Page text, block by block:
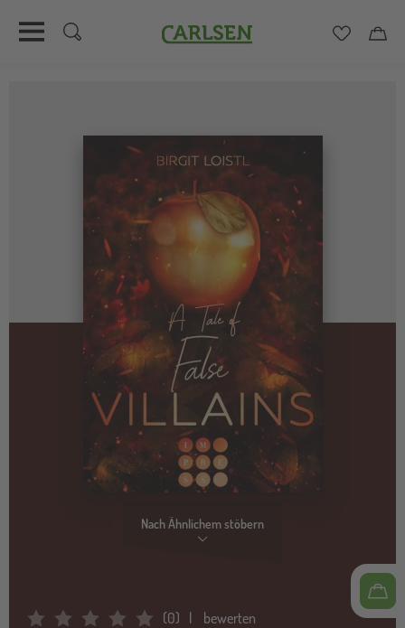
Carlsen
Nach Ähnlichem stöbern
(0) bewerten